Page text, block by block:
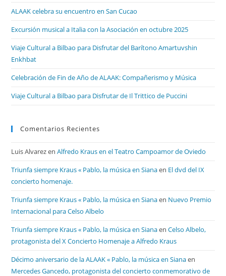
ALAAK celebra su encuentro en San Cucao
Excursión musical a Italia con la Asociación en octubre 2025
Viaje Cultural a Bilbao para Disfrutar del Barítono Amartuvshin
Enkhbat
Celebración de Fin de Año de ALAAK: Compañerismo y Música
Viaje Cultural a Bilbao para Disfrutar de Il Trittico de Puccini
Comentarios Recientes
Luis AlvarezenAlfredo Kraus en el Teatro Campoamor de Oviedo
Triunfa siempre Kraus « Pablo, la música en Sianaen El dvd del IX
concierto homenaje.
Triunfa siempre Kraus « Pablo, la música en Sianaen Nuevo Premio
Internacional para Celso Albelo
Triunfa siempre Kraus « Pablo, la música en SianaenCelso Albelo,
protagonista del X Concierto Homenaje a Alfredo Kraus
Décimo aniversario de la ALAAK « Pablo, la música en Sianaen
Mercedes Gancedo, protagonista del concierto conmemorativo de